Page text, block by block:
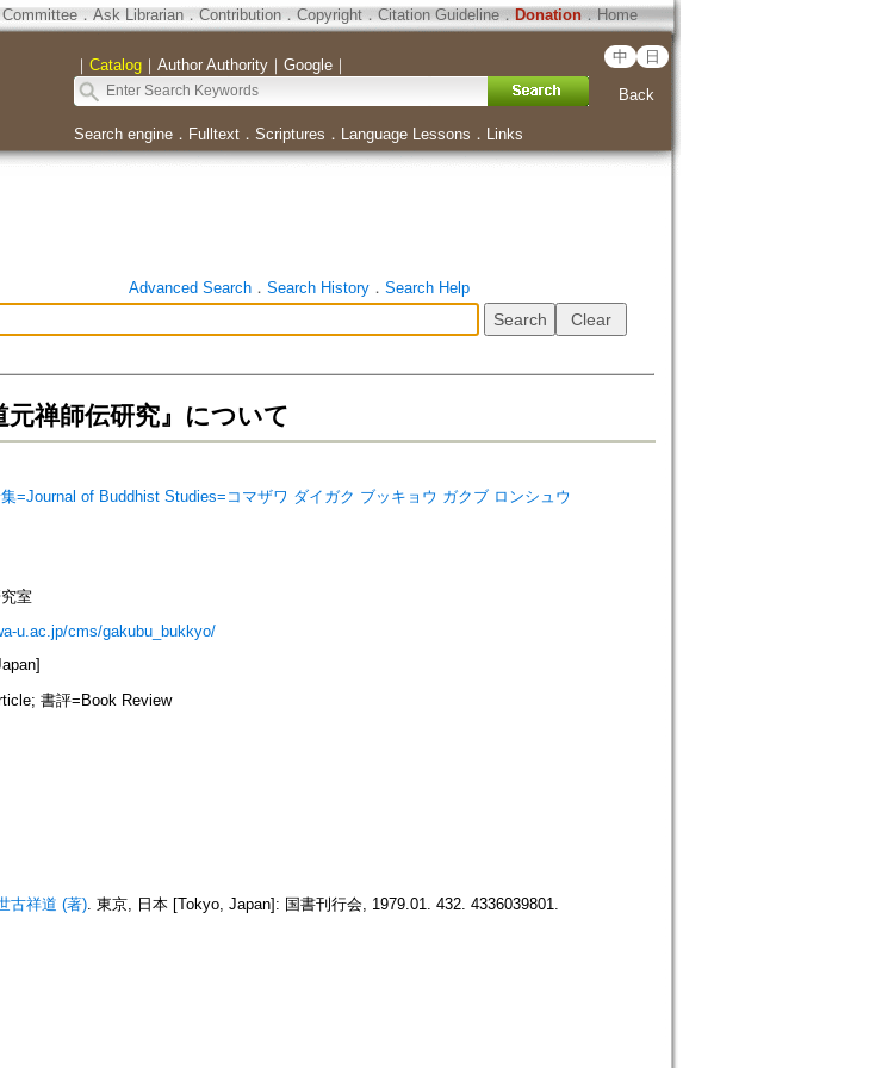
． Ask Librarian． Contribution．Copyright．Citation Guideline． Donation．Home
｜ Catalog｜ Author Authority｜ Google｜ 中 日
Back
Search engine． Fulltext． Scriptures ． Language Lessons ． Links
Advanced Search． Search History． Search Help
元禅師伝研究』について
=Journal of Buddhist Studies=コマザワ ダイガク ブッキョウ ガクブ ロンシュウ
室
u.ac.jp/cms/gakubu_bukkyo/
書評=Book Review
古祥道 (著). 東京, 日本 [Tokyo, Japan]: 国書刊行会, 1979.01. 432. 4336039801.